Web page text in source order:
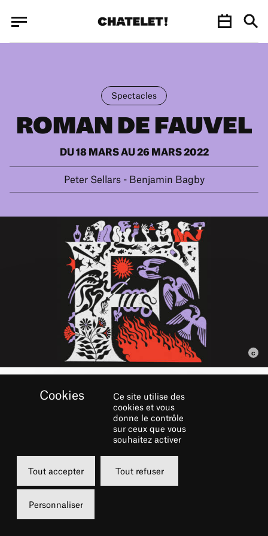
Spectacles
ROMAN DE FAUVEL
DU 18 MARS AU 26 MARS 2022
Peter Sellars - Benjamin Bagby
RÉSERVER
18 mars 2022
20h00
Grande Salle
de 7 à 65 €
Dimanche
20 mars 2022
Ce site utilise des
cookies et vous
donne le contrôle
sur ceux que vous
souhaitez activer
Tout accepter Tout refuser
Personnaliser